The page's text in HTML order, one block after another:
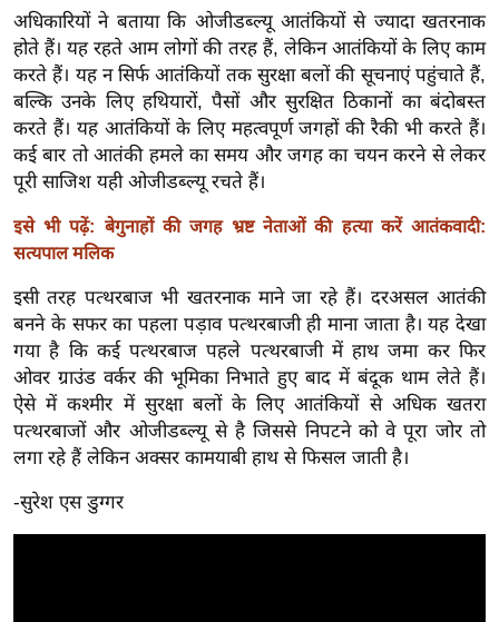
ऑ
टो
व
र्ल्ड
न्यू
ज
ब्री
फ
म
नो
रं
ज
न
ज
ग
त
बॉ
ली
अधिकारियों ने बताया कि ओजीडब्ल्यू आतंकियों से ज्यादा खतरनाक
होते हैं। यह रहते आम लोगों की तरह हैं, लेकिन आतंकियों के लिए काम
करते हैं। यह न सिर्फ आतंकियों तक सुरक्षा बलों की सूचनाएं पहुंचाते हैं,
बल्कि उनके लिए हथियारों, पैसों और सुरक्षित ठिकानों का बंदोबस्त
करते हैं। यह आतंकियों के लिए महत्वपूर्ण जगहों की रैकी भी करते हैं।
कई बार तो आतंकी हमले का समय और जगह का चयन करने से लेकर
पूरी साजिश यही ओजीडब्ल्यू रचते हैं।
इसे भी पढ़ें: बेगुनाहों की जगह भ्रष्ट नेताओं की हत्या करें आतंकवादी:
सत्यपाल मलिक
इसी तरह पत्थरबाज भी खतरनाक माने जा रहे हैं। दरअसल आतंकी
बनने के सफर का पहला पड़ाव पत्थरबाजी ही माना जाता है। यह देखा
गया है कि कई पत्थरबाज पहले पत्थरबाजी में हाथ जमा कर फिर
ओवर ग्राउंड वर्कर की भूमिका निभाते हुए बाद में बंदूक थाम लेते हैं।
ऐसे में कश्मीर में सुरक्षा बलों के लिए आतंकियों से अधिक खतरा
पत्थरबाजों और ओजीडब्ल्यू से है जिससे निपटने को वे पूरा जोर तो
लगा रहे हैं लेकिन अक्सर कामयाबी हाथ से फिसल जाती है।
-सुरेश एस डुग्गर